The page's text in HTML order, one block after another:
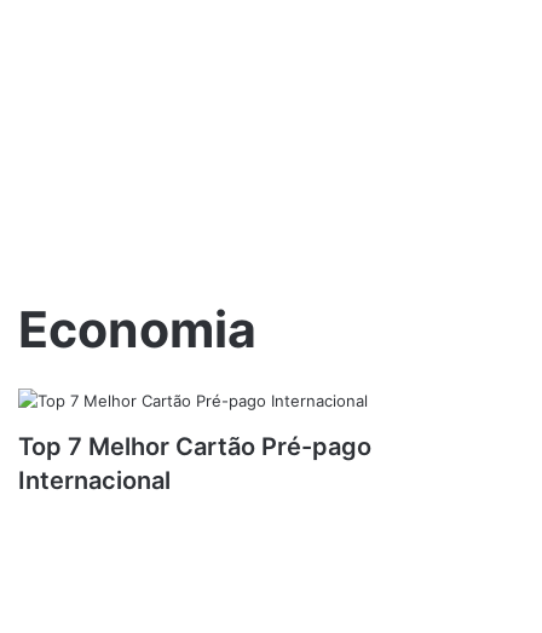
Economia
Top 7 Melhor Cartão Pré-pago
Internacional